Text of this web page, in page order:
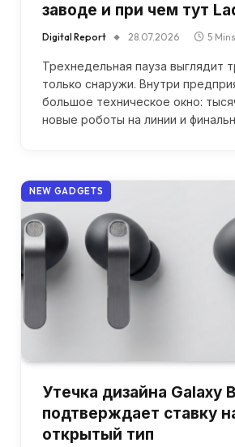
заводе и при чем тут
Digital Report 28.07.2026 5
Трехнедельная пауза выглядит
только снаружи. Внутри
большое техническое окно:
новые роботы на линии и
NEW GADGETS
Утечка дизайна Galaxy
подтверждает ставку
открытый тип